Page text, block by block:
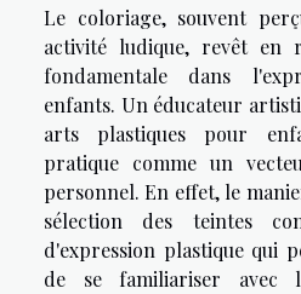
Le coloriage, souvent
activité ludique, revêt en
fondamentale dans
enfants. Un éducateur
arts plastiques pour
pratique comme un
personnel. En effet, le
sélection des teintes
d'expression plastique qui
de se familiariser avec